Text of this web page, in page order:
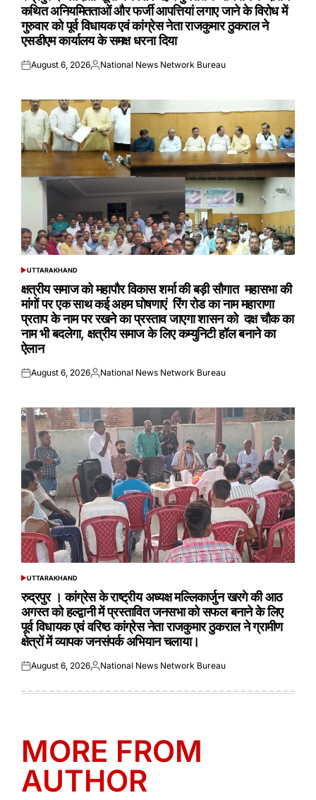
कथित अनियमितताओं और फर्जी आपत्तियां लगाए जाने के विरोध में
गुरुवार को पूर्व विधायक एवं कांग्रेस नेता राजकुमार ठुकराल ने
एसडीएम कार्यालय के समक्ष धरना दिया
Posted
August 6, 2026Posted
National News Network Bureau
POSTED
UTTARAKHAND
क्षत्रीय समाज को महापौर विकास शर्मा की बड़ी सौगात महासभा की
मांगों पर एक साथ कई अहम घोषणाएं रिंग रोड का नाम महाराणा
प्रताप के नाम पर रखने का प्रस्ताव जाएगा शासन को दक्ष चौक का
नाम भी बदलेगा, क्षत्रीय समाज के लिए कम्युनिटी हॉल बनाने का
ऐलान
Posted
August 6, 2026Posted
National News Network Bureau
POSTED
UTTARAKHAND
रुद्रपुर । कांग्रेस के राष्ट्रीय अध्यक्ष मल्लिकार्जुन खरगे की आठ
अगस्त को हल्द्वानी में प्रस्तावित जनसभा को सफल बनाने के लिए
पूर्व विधायक एवं वरिष्ठ कांग्रेस नेता राजकुमार ठुकराल ने ग्रामीण
क्षेत्रों में व्यापक जनसंपर्क अभियान चलाया।
Posted
August 6, 2026Posted
National News Network Bureau
MORE FROM
AUTHOR